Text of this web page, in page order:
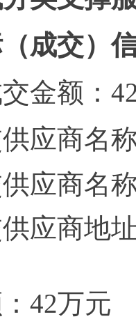
成交）
金额：
应商名
应商名
应商地
42万元